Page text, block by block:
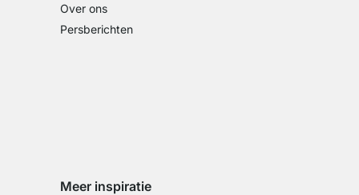
Over ons
Persberichten
Meer inspiratie